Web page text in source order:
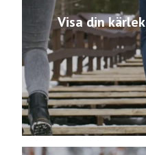
Visa din kärlek